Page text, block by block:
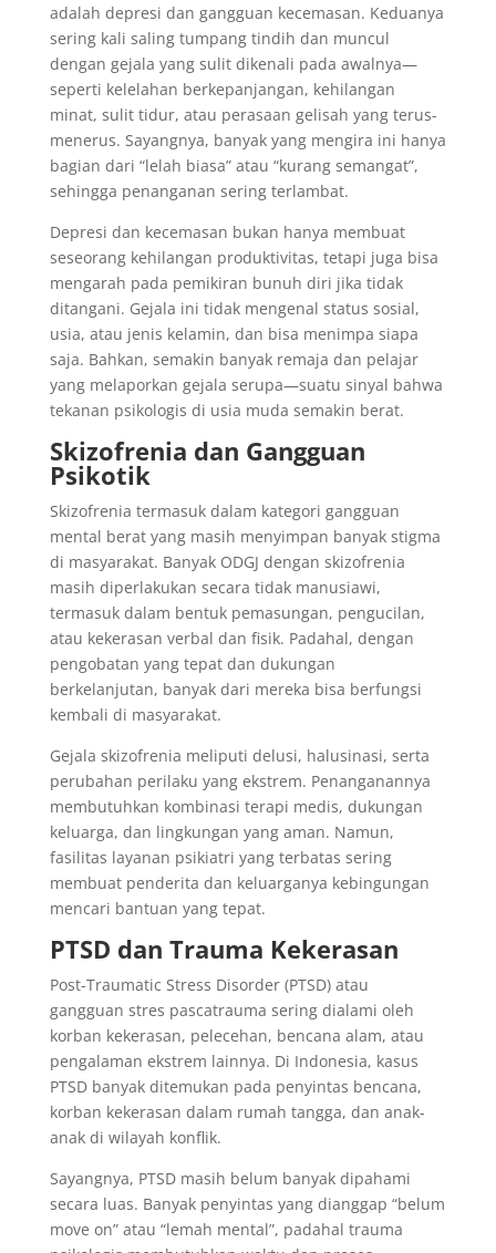
adalah depresi dan gangguan kecemasan. Keduanya
sering kali saling tumpang tindih dan muncul
dengan gejala yang sulit dikenali pada awalnya—
seperti kelelahan berkepanjangan, kehilangan
minat, sulit tidur, atau perasaan gelisah yang terus-
menerus. Sayangnya, banyak yang mengira ini hanya
bagian dari “lelah biasa” atau “kurang semangat”,
sehingga penanganan sering terlambat.
Depresi dan kecemasan bukan hanya membuat
seseorang kehilangan produktivitas, tetapi juga bisa
mengarah pada pemikiran bunuh diri jika tidak
ditangani. Gejala ini tidak mengenal status sosial,
usia, atau jenis kelamin, dan bisa menimpa siapa
saja. Bahkan, semakin banyak remaja dan pelajar
yang melaporkan gejala serupa—suatu sinyal bahwa
tekanan psikologis di usia muda semakin berat.
Skizofrenia dan Gangguan
Psikotik
Skizofrenia termasuk dalam kategori gangguan
mental berat yang masih menyimpan banyak stigma
di masyarakat. Banyak ODGJ dengan skizofrenia
masih diperlakukan secara tidak manusiawi,
termasuk dalam bentuk pemasungan, pengucilan,
atau kekerasan verbal dan fisik. Padahal, dengan
pengobatan yang tepat dan dukungan
berkelanjutan, banyak dari mereka bisa berfungsi
kembali di masyarakat.
Gejala skizofrenia meliputi delusi, halusinasi, serta
perubahan perilaku yang ekstrem. Penanganannya
membutuhkan kombinasi terapi medis, dukungan
keluarga, dan lingkungan yang aman. Namun,
fasilitas layanan psikiatri yang terbatas sering
membuat penderita dan keluarganya kebingungan
mencari bantuan yang tepat.
PTSD dan Trauma Kekerasan
Post-Traumatic Stress Disorder (PTSD) atau
gangguan stres pascatrauma sering dialami oleh
korban kekerasan, pelecehan, bencana alam, atau
pengalaman ekstrem lainnya. Di Indonesia, kasus
PTSD banyak ditemukan pada penyintas bencana,
korban kekerasan dalam rumah tangga, dan anak-
anak di wilayah konflik.
Sayangnya, PTSD masih belum banyak dipahami
secara luas. Banyak penyintas yang dianggap “belum
move on” atau “lemah mental”, padahal trauma